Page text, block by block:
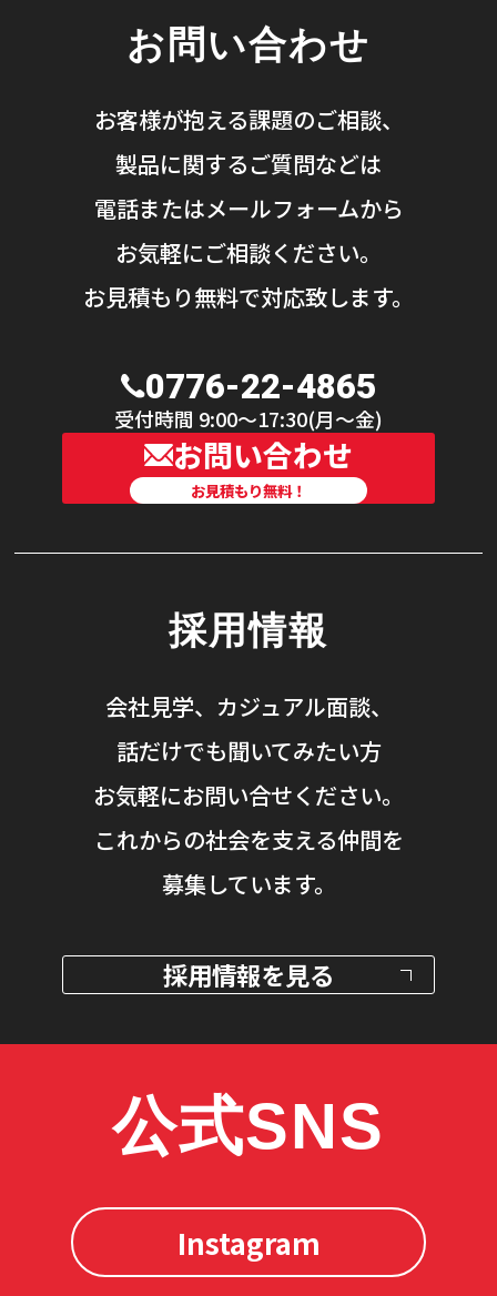
お問い合わせ
お客様が抱える課題のご相談、
製品に関するご質問などは
電話またはメールフォームから
お気軽にご相談ください。
お見積もり無料で対応致します。
0776-22-4865
受付時間 9:00〜17:30(月〜金)
お問い合わせ
お見積もり無料！
採用情報
会社見学、カジュアル面談、
話だけでも聞いてみたい方
お気軽にお問い合せください。
これからの社会を支える仲間を
募集しています。
採用情報を見る
公式SNS
Instagram